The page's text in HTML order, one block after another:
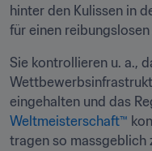
hinter den Kulissen in
für einen
Sie kontrollieren u. a.,
eingehalten und das
Weltmeisterschaft™
tragen so massgeblich